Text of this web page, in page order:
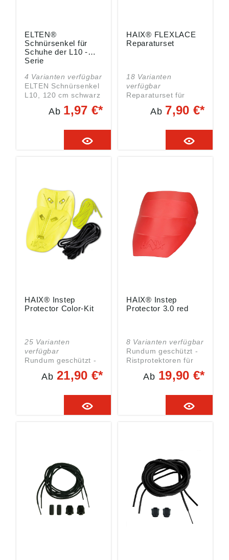
ELTEN®
Schnürsenkel für
Schuhe der L10 -
Serie
4 Varianten verfügbar
ELTEN Schnürsenkel
L10, 120 cm schwarz
Schnürsenkel
schwarz aus
für Schuhe der L10
Sicherheitsschuhe,
ordnung ((EU)
2023/988): Elten
GmbH, Ostwall 7-13,
47589 Uedem,
Deutschland, E-Mail:
service@elten.com
Ab 1,97 €*
HAIX® FLEXLACE
Reparaturset
18 Varianten
verfügbar
Reparaturset für
HAIX FLEXLACES
Das Senkel-
zwei FLEXLACE
Gummisenkel, die
sich individuell in der
und Verschlüsse.
Ab 7,90 €*
HAIX® Instep
Protector Color-Kit
25 Varianten
verfügbar
Rundum geschützt -
Ristprotektoren für
Deine FIRE Schuhe
Protector Color Kit
Black-Grey (Schwarz-
Grau).Ein Set
Schuhe wird ein Set
benötigt.
Ab21,90 €*
HAIX® Instep
Protector 3.0 red
8 Varianten verfügbar
Rundum geschützt -
Ristprotektoren für
Deine FIRE Schuhe
Ein Paar
Protektoren für den
FIRE HERO 3.0.
Ab 19,90 €*